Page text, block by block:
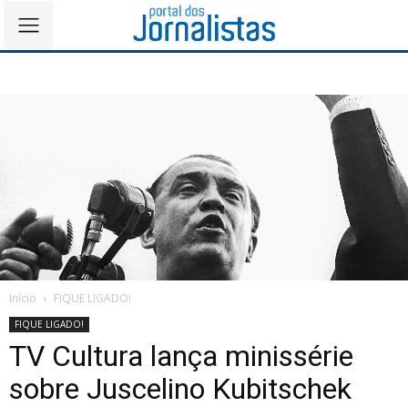
Início FIQUE LIGADO!
FIQUE LIGADO!
TV Cultura lança minissérie
sobre Juscelino Kubitschek